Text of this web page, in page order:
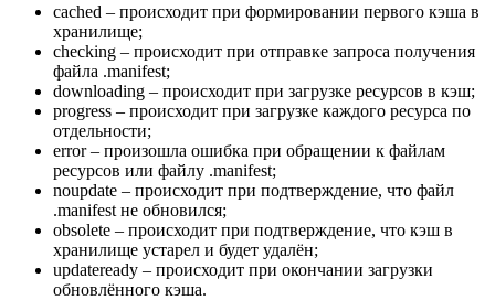
cached – происходит при формировании первого кэша в
хранилище;
checking – происходит при отправке запроса получения
файла .manifest;
downloading – происходит при загрузке ресурсов в кэш;
progress – происходит при загрузке каждого ресурса по
отдельности;
error – произошла ошибка при обращении к файлам
ресурсов или файлу .manifest;
noupdate – происходит при подтверждение, что файл
.manifest не обновился;
obsolete – происходит при подтверждение, что кэш в
хранилище устарел и будет удалён;
updateready – происходит при окончании загрузки
обновлённого кэша.